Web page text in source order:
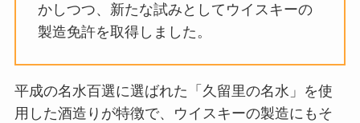
かしつつ、新たな試みとしてウイスキーの
製造免許を取得しました。
平成の名水百選に選ばれた「久留里の名水」を使
用した酒造りが特徴で、ウイスキーの製造にもそ